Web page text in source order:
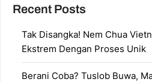
Recent Posts
Tak Disangka! Nem Chua
Ekstrem Dengan Proses Unik
Berani Coba? Tuslob Buwa,